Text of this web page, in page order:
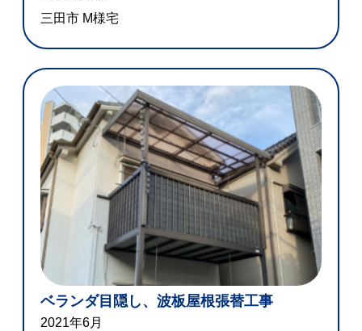
三田市 M様宅
ベランダ目隠し、波板屋根張替工事
2021年6月